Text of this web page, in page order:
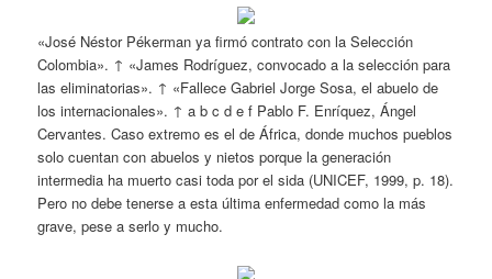
«José Néstor Pékerman ya firmó contrato con la Selección
Colombia». ↑ «James Rodríguez, convocado a la selección para
las eliminatorias». ↑ «Fallece Gabriel Jorge Sosa, el abuelo de
los internacionales». ↑ a b c d e f Pablo F. Enríquez, Ángel
Cervantes. Caso extremo es el de África, donde muchos pueblos
solo cuentan con abuelos y nietos porque la generación
intermedia ha muerto casi toda por el sida (UNICEF, 1999, p. 18).
Pero no debe tenerse a esta última enfermedad como la más
grave, pese a serlo y mucho.